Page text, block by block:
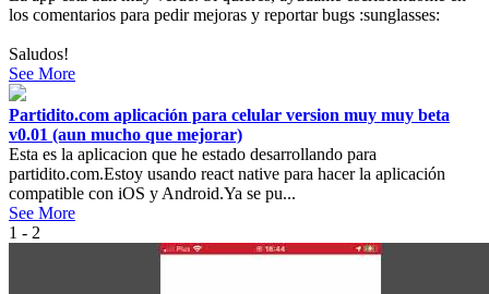
los comentarios para pedir mejoras y reportar bugs :sunglasses:
Saludos!
See More
Partidito.com aplicación para celular version muy muy beta
v0.01 (aun mucho que mejorar)
Esta es la aplicacion que he estado desarrollando para
partidito.com.Estoy usando react native para hacer la aplicación
compatible con iOS y Android.Ya se pu...
See More
1 - 2